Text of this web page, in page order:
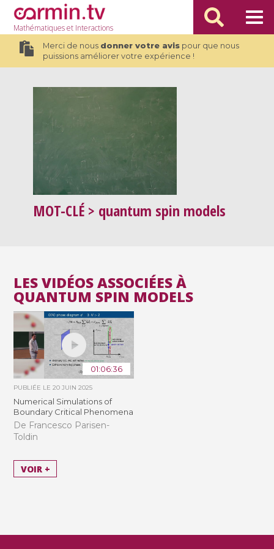
Mathématiqueset Interactions
Merci de nous donner votre avispour que nous
puissions améliorer votre expérience !
MOT-CLÉ > quantum spin models
LES VIDÉOS ASSOCIÉES À
QUANTUM SPIN MODELS
01:06:36
PUBLIÉE LE20 JUIN 2025
Numerical Simulations of
Boundary Critical Phenomena
De Francesco Parisen-
Toldin
VOIR +